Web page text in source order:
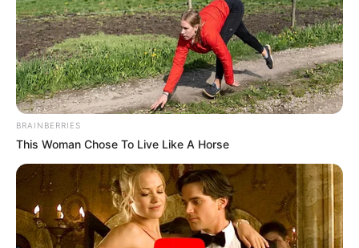
BRAINBERRIES
This Woman Chose To Live Like A Horse